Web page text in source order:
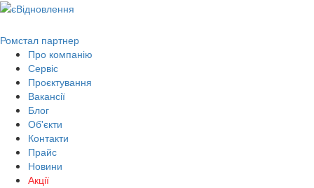
Ромстал партнер
Про компанію
Сервіс
Проєктування
Вакансії
Блог
Об'єкти
Контакти
Прайс
Новини
Акції